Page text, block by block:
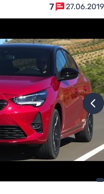
27.06.2019
7